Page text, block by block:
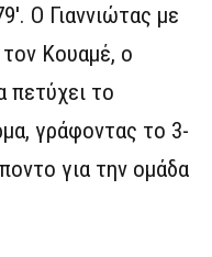
Ο Γιαννιώτας με
Κουαμέ, ο
πετύχει το
γράφοντας το 3-
για την ομάδα